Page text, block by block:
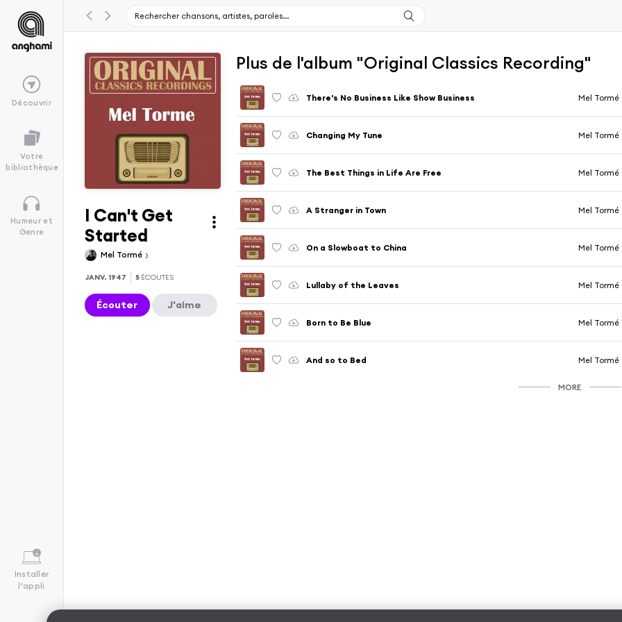
Découvrir
Votre
bibliothèque
Humeur et
Genre
Installer
l'appli
I Can't Get
Started
Mel Tormé
JANV. 1947 5 ÉCOUTES
Écouter J'aime
Plus de l'album "Original Classics Recording"
There's No Business Like Show Business Mel Tormé
Changing My Tune Mel Tormé
The Best Things in Life Are Free Mel Tormé
A Stranger in Town Mel Tormé
On a Slowboat to China Mel Tormé
Lullaby of the Leaves Mel Tormé
Born to Be Blue Mel Tormé
And so to Bed Mel Tormé
MORE